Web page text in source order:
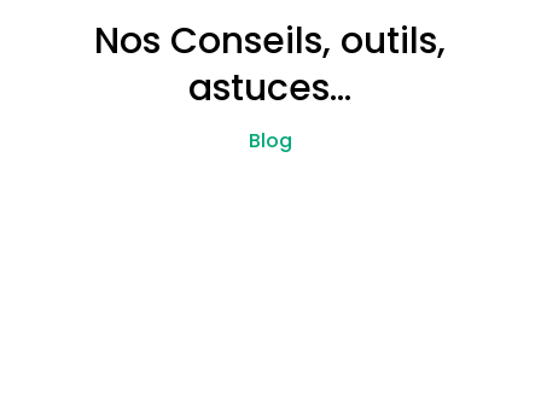
Nos Conseils, outils,
astuces…
Blog